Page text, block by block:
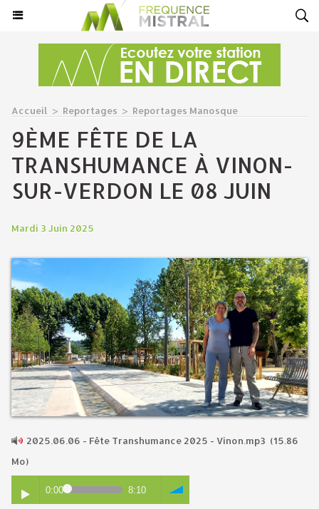
Accueil > Reportages > Reportages Manosque
9ÈME FÊTE DE LA
TRANSHUMANCE À VINON-
SUR-VERDON LE 08 JUIN
Mardi 3 Juin 2025
2025.06.06 - Fête Transhumance 2025 - Vinon.mp3 (15.86
Mo)
0:00 8:10